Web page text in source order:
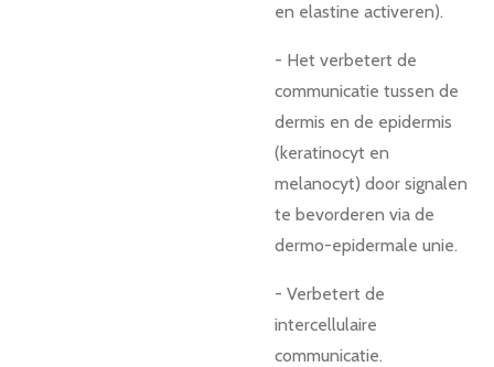
en elastine activeren).
- Het verbetert de
communicatie tussen de
dermis en de epidermis
(keratinocyt en
melanocyt) door signalen
te bevorderen via de
dermo-epidermale unie.
- Verbetert de
intercellulaire
communicatie.